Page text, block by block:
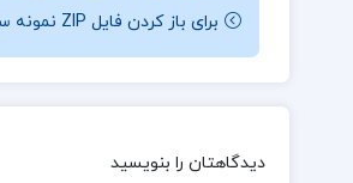
برای باز کردن فایل ZIP نمونه سوال ها نیاز به نرم افزار Winrar دارید.
دیدگاهتان را بنویسید